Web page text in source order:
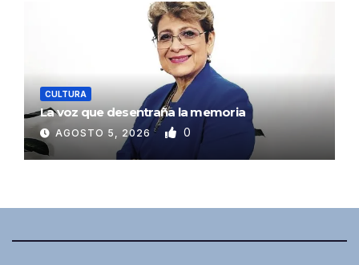
CULTURA
La voz que desentraña la memoria
AGOSTO 5, 2026 0